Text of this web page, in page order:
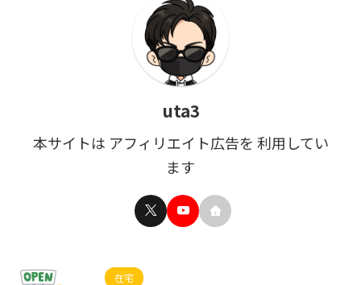
uta3
本サイトは アフィリエイト広告を 利用してい
ます
在宅